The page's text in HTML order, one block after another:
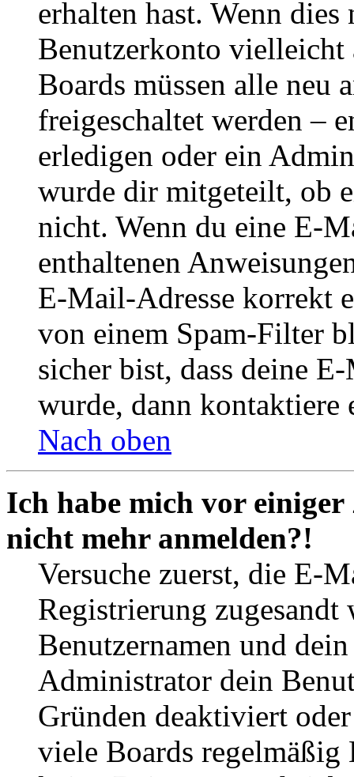
erhalten hast. Wenn
Benutzerkonto
Boards müssen alle neu
freigeschaltet werden –
erledigen oder ein
wurde dir mitgeteilt, ob
nicht. Wenn du eine E-
enthaltenen
E-Mail-Adresse korrekt
von einem Spam-Filter
sicher bist, dass deine
wurde, dann kontaktiere
Nach oben
Ich habe mich vor
nicht mehr anmelden?!
Versuche zuerst, die E-
Registrierung
Benutzernamen und
Administrator dein
Gründen deaktiviert
viele Boards